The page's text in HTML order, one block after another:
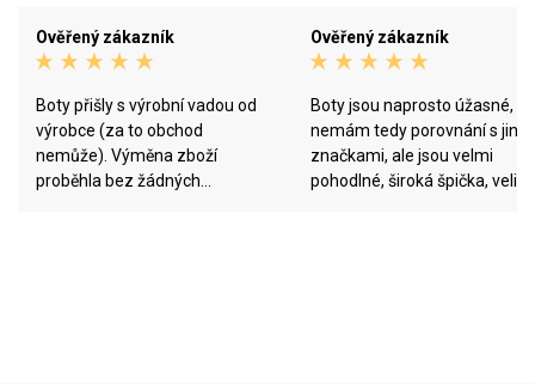
Ověřený zákazník
Boty přišly s výrobní vadou od
výrobce (za to obchod
nemůže). Výměna zboží
proběhla bez žádných
Ověřený zákazník
Boty jsou naprosto úžasné,
nemám tedy porovnání s
značkami, ale jsou velmi
pohodlné, široká špička,